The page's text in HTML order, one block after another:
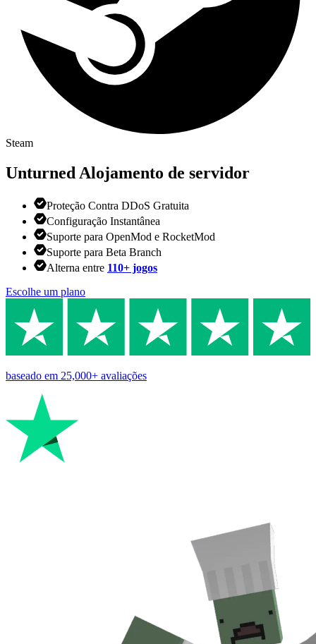
Steam
Unturned Alojamento de servidor
Proteção Contra DDoS Gratuita
Configuração Instantânea
Suporte para OpenMod e RocketMod
Suporte para Beta Branch
Alterna entre 110+ jogos
Escolhe um plano
baseado em 25,000+ avaliações